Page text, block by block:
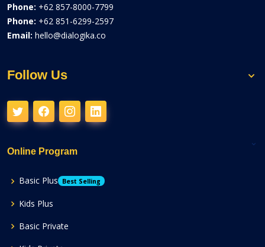
Phone: +62 857-8000-7799
Phone: +62 851-6299-2597
Email: hello@dialogika.co
Follow Us
Online Program
Basic Plus Best Selling
Kids Plus
Basic Private